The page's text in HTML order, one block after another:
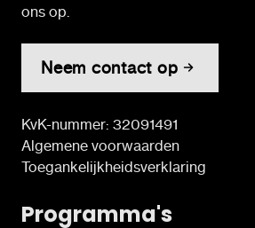
ons op.
Neem contact op
KvK-nummer: 32091491
Algemene voorwaarden
Toegankelijkheidsverklaring
Programma's